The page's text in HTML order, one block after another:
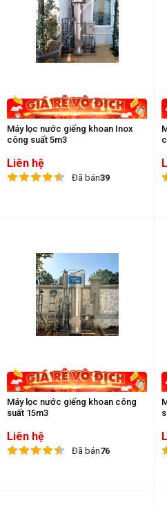
Máy lọc nước giếng khoan Inox
công suất 5m3
Liên hệ
Đã bán39
Máy lọc nước giếng khoan công
suất 15m3
Liên hệ
Đã bán76